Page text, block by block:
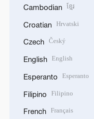
Cambodian ខ្មែរ
Croatian Hrvatski
Czech Český
English English
Esperanto Esperanto
Filipino Filipino
French Français